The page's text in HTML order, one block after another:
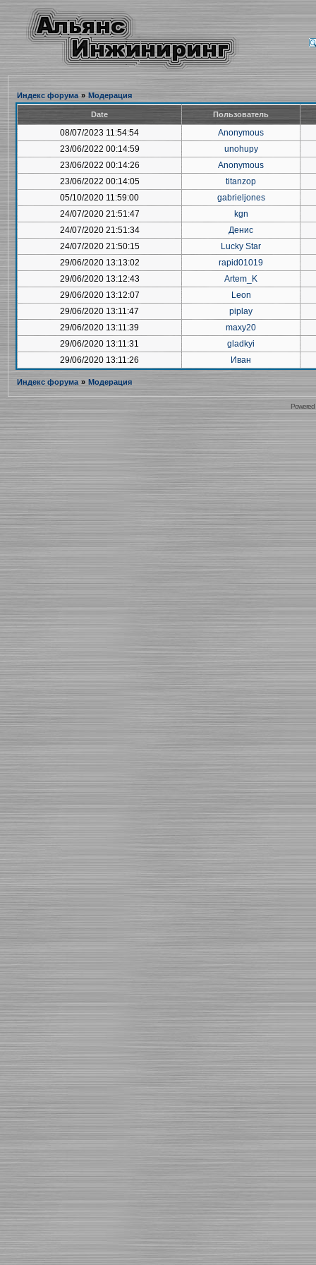
Индекс форума » Модерация
Date Пользователь
08/07/2023 11:54:54
Anonymous
23/06/2022 00:14:59
unohupy
23/06/2022 00:14:26
Anonymous
23/06/2022 00:14:05
titanzop
05/10/2020 11:59:00
gabrieljones
24/07/2020 21:51:47
kgn
24/07/2020 21:51:34
Денис
24/07/2020 21:50:15
Lucky Star
29/06/2020 13:13:02
rapid01019
29/06/2020 13:12:43
Artem_K
29/06/2020 13:12:07
Leon
29/06/2020 13:11:47
piplay
29/06/2020 13:11:39
maxy20
29/06/2020 13:11:31
gladkyi
29/06/2020 13:11:26
Иван
Индекс форума » Модерация